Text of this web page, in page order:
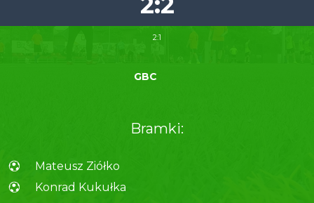
2:1
GBC
Bramki:
Mateusz Ziółko
Konrad Kukułka